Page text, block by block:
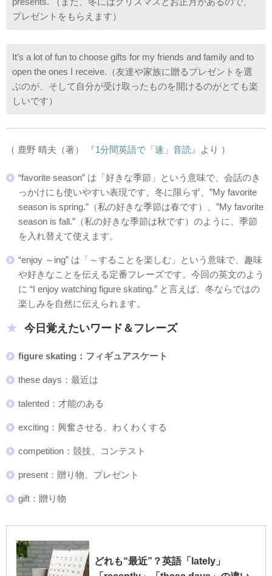
プレゼントをもらえます）
It’s a lot of fun to choose gifts for my friends and family and to
open the ones I receive.（友達や家族に贈るプレゼントを選
ぶのが、そして自分が受け取ったものを開けるのがとても楽
しいです）
（ 鹿野 晴夫（著） 『1分間英語で「速」音読』 より ）
“favorite season” は「好きな季節」という意味で、会話のき
っかけにも使いやすい表現です。冬に限らず、”My favorite
season is spring.”（私の好きな季節は春です）、”My favorite
season is fall.”（私の好きな季節は秋です）のように、季節
を入れ替えて使えます。
“enjoy ～ing” は「～することを楽しむ」という意味で、趣味
や好きなことを伝える定番フレーズです。今回の英文のよう
に “I enjoy watching figure skating.” と言えば、冬ならではの
楽しみを自然に伝えられます。
今日覚えたいワード＆フレーズ
figure skating：フィギュアスケート
these days：最近は
talented：才能のある
exciting：興奮させる、わくわくする
competition：競技、コンテスト
present：贈り物、プレゼント
gift：贈り物
どれも“最近”？英語「lately」